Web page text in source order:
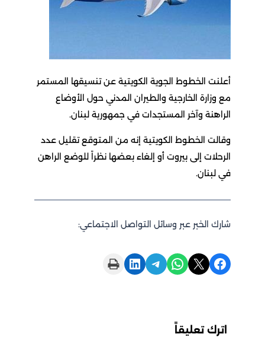
أعلنت الخطوط الجوية الكويتية عن تنسيقها المستمر
مع وزارة الخارجية والطيران المدني حول الأوضاع
الراهنة وآخر المستجدات في جمهورية لبنان.
وقالت الخطوط الكويتية إنه من المتوقع تقليل عدد
الرحلات إلى بيروت أو إلغاء بعضها نظراً للوضع الراهن
في لبنان.
شارك الخبر عبر وسائل التواصل الاجتماعي:
Share on Facebook
Share on X
Share on WhatsApp
Share on Telegram
Share on LinkedIn
Print this Page
اترك تعليقاً